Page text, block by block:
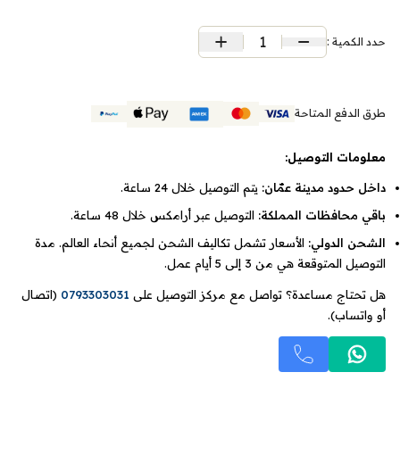
حدد الكمية : 1
طرق الدفع المتاحة
معلومات التوصيل:
داخل حدود مدينة عمّان: يتم التوصيل خلال 24 ساعة.
باقي محافظات المملكة: التوصيل عبر أرامكس خلال 48 ساعة.
الشحن الدولي: الأسعار تشمل تكاليف الشحن لجميع أنحاء العالم. مدة
التوصيل المتوقعة هي من 3 إلى 5 أيام عمل.
هل تحتاج مساعدة؟ تواصل مع مركز التوصيل على 0793303031 (اتصال
أو واتساب).